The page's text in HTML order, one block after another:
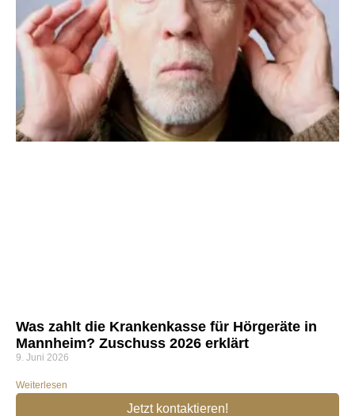
Was zahlt die Krankenkasse für Hörgeräte in
Mannheim? Zuschuss 2026 erklärt
9. Juni 2026
Weiterlesen
Jetzt kontaktieren!